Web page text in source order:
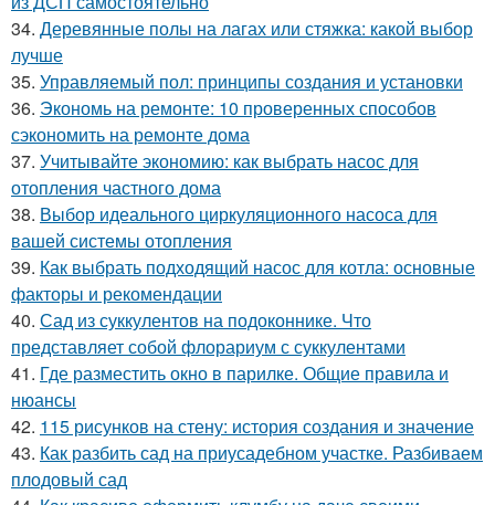
34. Деревянные полы на лагах или стяжка: какой выбор
лучше
35. Управляемый пол: принципы создания и установки
36. Экономь на ремонте: 10 проверенных способов
сэкономить на ремонте дома
37. Учитывайте экономию: как выбрать насос для
отопления частного дома
38. Выбор идеального циркуляционного насоса для
вашей системы отопления
39. Как выбрать подходящий насос для котла: основные
факторы и рекомендации
40. Сад из суккулентов на подоконнике. Что
представляет собой флорариум с суккулентами
41. Где разместить окно в парилке. Общие правила и
нюансы
42. 115 рисунков на стену: история создания и значение
43. Как разбить сад на приусадебном участке. Разбиваем
плодовый сад